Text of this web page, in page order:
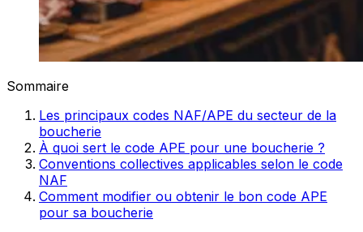
Sommaire
Les principaux codes NAF/APE du secteur de la
boucherie
À quoi sert le code APE pour une boucherie ?
Conventions collectives applicables selon le code
NAF
Comment modifier ou obtenir le bon code APE
pour sa boucherie